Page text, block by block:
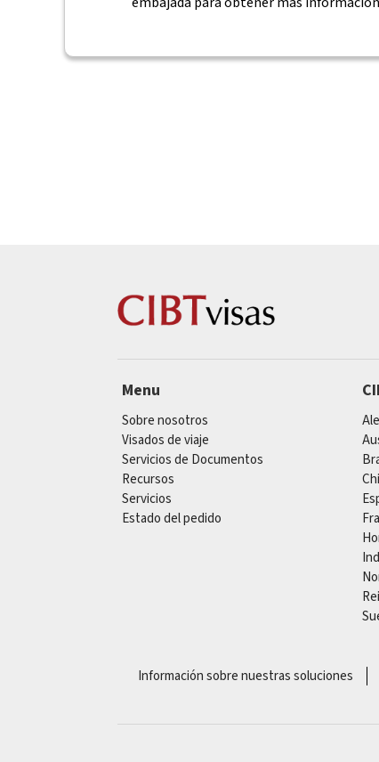
Menu
Sobre nosotros
Visados de viaje
Servicios de Documentos
Recursos
Servicios
Estado del pedido
Información sobre nuestras soluciones